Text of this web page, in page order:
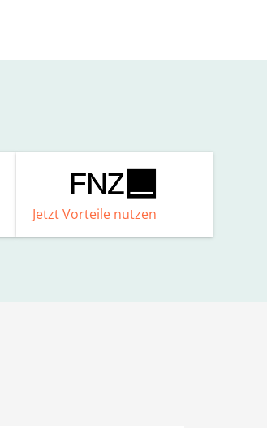
Jetzt Vorteile nutzen